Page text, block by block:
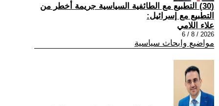
(30) التطبيع مع الطائفية السياسية جريمة أخطر من
التطبيع مع إسرائيل:
علاء اللامي
2026 / 8 / 6
مواضيع وابحاث سياسية